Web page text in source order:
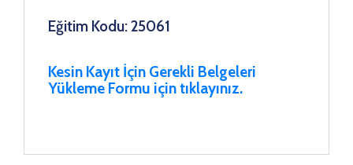
Eğitim Kodu: 25061
Kesin Kayıt İçin Gerekli Belgeleri
Yükleme Formu için tıklayınız.